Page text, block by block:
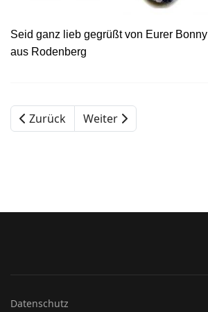
Seid ganz lieb gegrüßt von Eurer
aus Rodenberg
Zurück Weiter
Datenschutz